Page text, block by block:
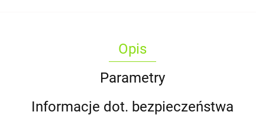
Opis
Parametry
Informacje dot. bezpieczeństwa